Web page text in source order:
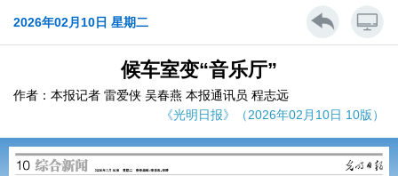
2026年02月10日 星期二
候车室变“音乐厅”
作者：本报记者 雷爱侠 吴春燕 本报通讯员 程志远
《光明日报》（2026年02月10日 10版）